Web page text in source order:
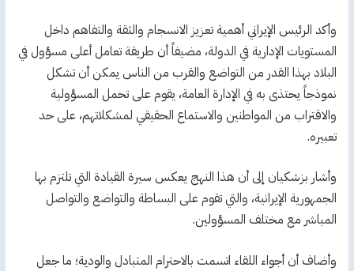
وأكد الرئيس الإيراني أهمية تعزيز الانسجام والثقة والتفاهم داخل
المستويات الإدارية في الدولة، مضيفاً أن طريقة تعامل أعلى مسؤول في
البلاد بهذا القدر من التواضع والقرب من الناس يمكن أن تشكل
نموذجاً يحتذى به في الإدارة العامة، يقوم على تحمل المسؤولية
والاقتراب من المواطنين والاستماع الحقيقي لمشكلاتهم، على حد
تعبيره.
وأشار بزشكيان إلى أن هذا النهج يعكس سيرة القيادة التي تلتزم بها
الجمهورية الإيرانية، والتي تقوم على البساطة والتواضع والتواصل
المباشر مع مختلف المسؤولين.
وأضاف أن أجواء اللقاء اتسمت بالاحترام المتبادل والودية؛ ما جعل